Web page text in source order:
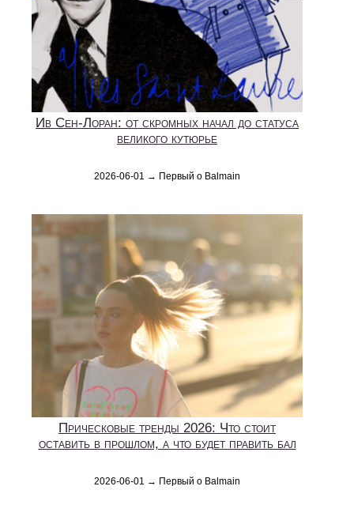
Ив Сен-Лоран: от скромных начал до статуса
великого кутюрье
2026-06-01 → Первый о Balmain
Прическовые тренды 2026: Что стоит
оставить в прошлом, а что будет править бал
2026-06-01 → Первый о Balmain